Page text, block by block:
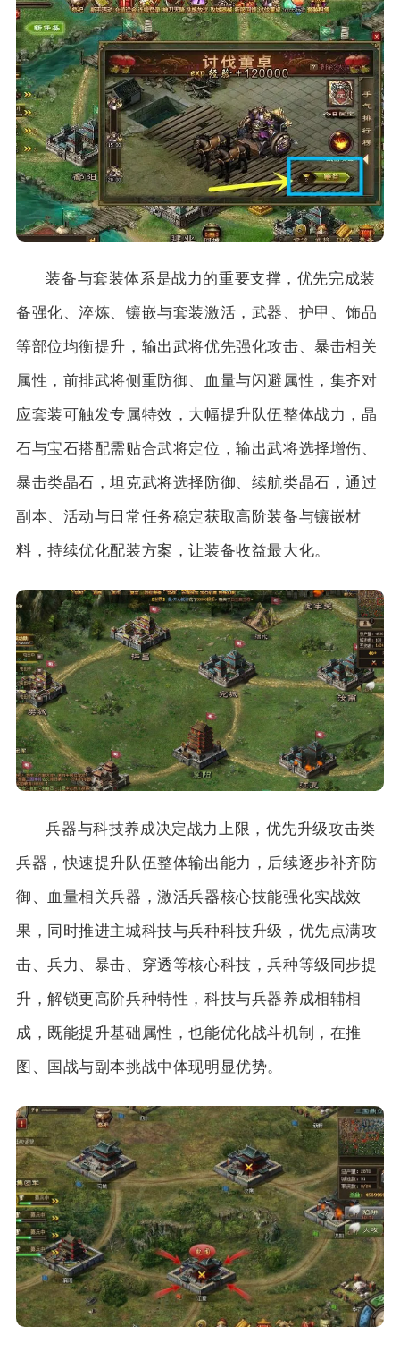
装备与套装体系是战力的重要支撑，优先完成装
备强化、淬炼、镶嵌与套装激活，武器、护甲、饰品
等部位均衡提升，输出武将优先强化攻击、暴击相关
属性，前排武将侧重防御、血量与闪避属性，集齐对
应套装可触发专属特效，大幅提升队伍整体战力，晶
石与宝石搭配需贴合武将定位，输出武将选择增伤、
暴击类晶石，坦克武将选择防御、续航类晶石，通过
副本、活动与日常任务稳定获取高阶装备与镶嵌材
料，持续优化配装方案，让装备收益最大化。
兵器与科技养成决定战力上限，优先升级攻击类
兵器，快速提升队伍整体输出能力，后续逐步补齐防
御、血量相关兵器，激活兵器核心技能强化实战效
果，同时推进主城科技与兵种科技升级，优先点满攻
击、兵力、暴击、穿透等核心科技，兵种等级同步提
升，解锁更高阶兵种特性，科技与兵器养成相辅相
成，既能提升基础属性，也能优化战斗机制，在推
图、国战与副本挑战中体现明显优势。